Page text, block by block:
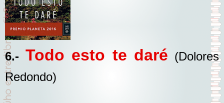
6.- Todo esto te daré (Dolores
Redondo)